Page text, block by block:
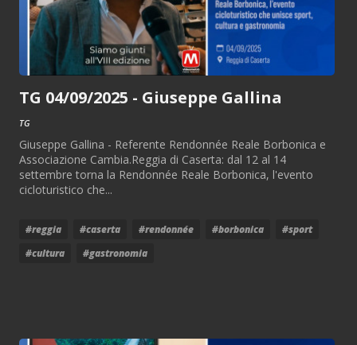
TG 04/09/2025 - Giuseppe Gallina
TG
Giuseppe Gallina - Referente Rendonnée Reale Borbonica e
Associazione Cambia.Reggia di Caserta: dal 12 al 14
settembre torna la Rendonnée Reale Borbonica, l'evento
cicloturistico che...
#reggia #caserta #rendonnée #borbonica
#sport
#cultura
#gastronomia